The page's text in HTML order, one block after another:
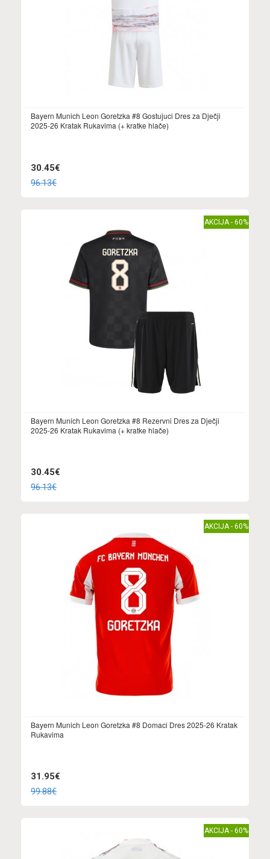
Bayern Munich Leon Goretzka #8 Gostujuci Dres za Dječji
2025-26 Kratak Rukavima (+ kratke hlače)
30.45€
96.13€
AKCIJA - 60%
Bayern Munich Leon Goretzka #8 Rezervni Dres za Dječji
2025-26 Kratak Rukavima (+ kratke hlače)
30.45€
96.13€
AKCIJA - 60%
Bayern Munich Leon Goretzka #8 Domaci Dres 2025-26 Kratak
Rukavima
31.95€
99.88€
AKCIJA - 60%